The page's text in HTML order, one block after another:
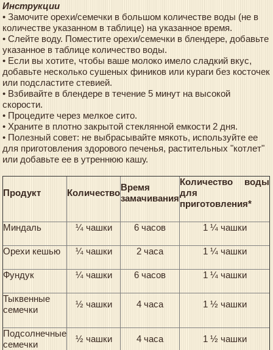
Инструкции
• Замочите орехи/семечки в большом количестве воды (не в
количестве указанном в таблице) на указанное время.
• Слейте воду. Поместите орехи/семечки в блендере, добавьте
указанное в таблице количество воды.
• Если вы хотите, чтобы ваше молоко имело сладкий вкус,
добавьте несколько сушеных фиников или кураги без косточек
или подсластите стевией.
• Взбивайте в блендере в течение 5 минут на высокой
скорости.
• Процедите через мелкое сито.
• Храните в плотно закрытой стеклянной емкости 2 дня.
• Полезный совет: не выбрасывайте мякоть, используйте ее
для приготовления здорового печенья, растительных "котлет"
или добавьте ее в утреннюю кашу.
Продукт Количество
Время
замачивания
Количество воды
для
приготовления*
Миндаль ¼ чашки 6 часов 1 ¼ чашки
Орехи кешью ¼ чашки 2 часа 1 ¼ чашки
Фундук ¼ чашки 6 часов 1 ¼ чашки
Тыквенные
семечки
½ чашки 4 часа 1 ½ чашки
Подсолнечные
семечки
½ чашки 4 часа 1 ½ чашки